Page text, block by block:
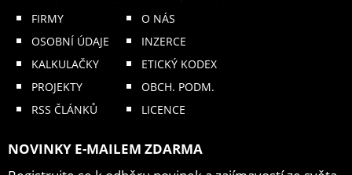
FIRMY
OSOBNÍ ÚDAJE
KALKULAČKY
PROJEKTY
RSS ČLÁNKŮ
O NÁS
INZERCE
ETICKÝ KODEX
OBCH. PODM.
LICENCE
NOVINKY E-MAILEM ZDARMA